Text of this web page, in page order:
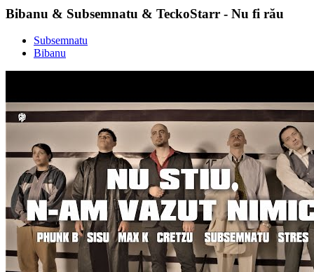
Bibanu & Subsemnatu & TeckoStarr - Nu fi rău
Subsemnatu
Bibanu